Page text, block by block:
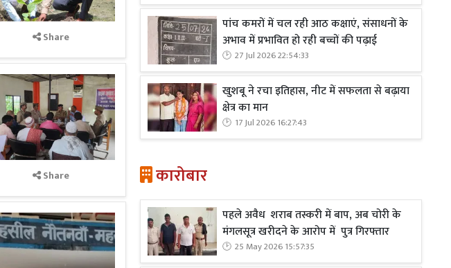
Share
Share
पांच कमरों में चल रही आठ कक्षाएं, संसाधनों के
अभाव में प्रभावित हो रही बच्चों की पढ़ाई
27 Jul 2026 22:54:33
खुशबू ने रचा इतिहास, नीट में सफलता से बढ़ाया
क्षेत्र का मान
17 Jul 2026 16:27:43
कारोबार
पहले अवैध शराब तस्करी में बाप, अब चोरी के
मंगलसूत्र खरीदने के आरोप में पुत्र गिरफ्तार
25 May 2026 15:57:35